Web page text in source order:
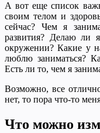
А вот еще список
своим телом и
сейчас? Чем я
развития? Делаю ли
окружении? Какие у
люблю заниматься?
Есть ли то, чем я
Возможно, все
нет, то пора что-то
Что можно